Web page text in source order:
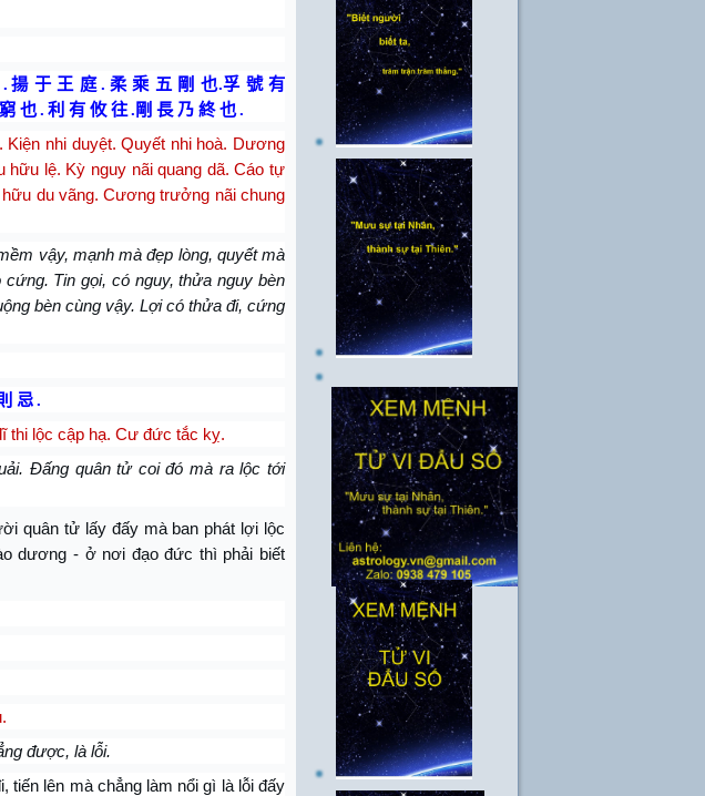
. 揚 于 王 庭 . 柔 乘 五 剛 也.孚 號 有
也. 利 有 攸 往. 剛 長 乃 終 也.
nhi duyệt. Quyết nhi hoà. Dương
lệ. Kỳ nguy nãi quang dã. Cáo tự
du vãng. Cương trưởng nãi chung
vậy, mạnh mà đẹp lòng, quyết mà
Tin gọi, có nguy, thửa nguy bèn
bèn cùng vậy. Lợi có thửa đi, cứng
忌.
thi lộc cập hạ. Cư đức tắc kỵ.
Đấng quân tử coi đó mà ra lộc tới
quân tử lấy đấy mà ban phát lợi lộc
dương - ở nơi đạo đức thì phải biết
được, là lỗi.
lên mà chẳng làm nổi gì là lỗi đấy